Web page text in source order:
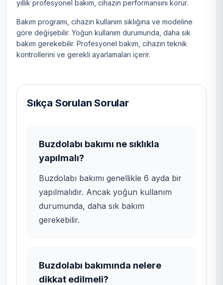
yıllık profesyonel bakım, cihazın performansını korur.
Bakım programı, cihazın kullanım sıklığına ve modeline
göre değişebilir. Yoğun kullanım durumunda, daha sık
bakım gerekebilir. Profesyonel bakım, cihazın teknik
kontrollerini ve gerekli ayarlamaları içerir.
Sıkça Sorulan Sorular
Buzdolabı bakımı ne sıklıkla
yapılmalı?
Buzdolabı bakımı genellikle 6 ayda bir
yapılmalıdır. Ancak yoğun kullanım
durumunda, daha sık bakım
gerekebilir.
Buzdolabı bakımında nelere
dikkat edilmeli?